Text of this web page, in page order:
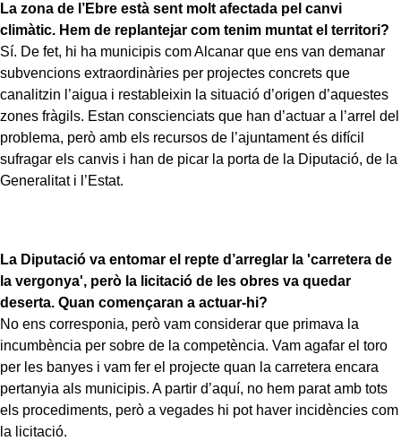
La zona de l’Ebre està sent molt afectada pel canvi
climàtic. Hem de replantejar com tenim muntat el territori?
Sí. De fet, hi ha municipis com Alcanar que ens van demanar
subvencions extraordinàries per projectes concrets que
canalitzin l’aigua i restableixin la situació d’origen d’aquestes
zones fràgils. Estan conscienciats que han d’actuar a l’arrel del
problema, però amb els recursos de l’ajuntament és difícil
sufragar els canvis i han de picar la porta de la Diputació, de la
Generalitat i l’Estat.
La Diputació va entomar el repte d’arreglar la 'carretera de
la vergonya', però la licitació de les obres va quedar
deserta. Quan començaran a actuar-hi?
No ens corresponia, però vam considerar que primava la
incumbència per sobre de la competència. Vam agafar el toro
per les banyes i vam fer el projecte quan la carretera encara
pertanyia als municipis. A partir d’aquí, no hem parat amb tots
els procediments, però a vegades hi pot haver incidències com
la licitació.